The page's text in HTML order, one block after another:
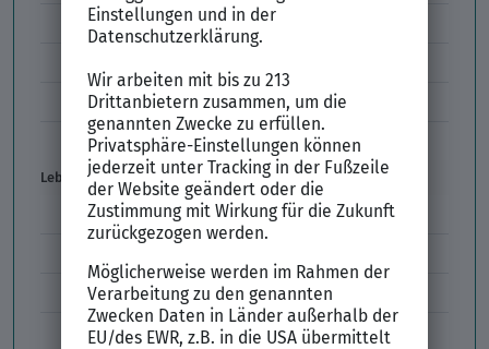
Schwächen im Vorstellungsgespräch
Vorbereitung Vorstellungsgespräch
Vorstellungsgespräch per Skype
Lebenslauf
Lebenslauf Aufbau und Inhalt
Lebenslauf Englisch Résumé
Lücken im Lebenslauf